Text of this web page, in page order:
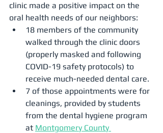
clinic made a positive impact on the
oral health needs of our neighbors:
18 members of the community
walked through the clinic doors
(properly masked and following
COVID-19 safety protocols) to
receive much-needed dental care.
7 of those appointments were for
cleanings, provided by students
from the dental hygiene program
at Montgomery County